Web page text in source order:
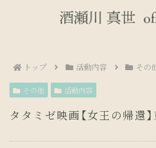
トップ 活動内容 その
その他 活動内容
タタミゼ映画【女王の帰還